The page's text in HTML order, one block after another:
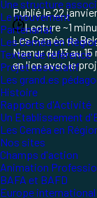
Une structure
Le mouvement
Partenariat
Les Ceméa en
Textes de référence
Projet associatif
Les grand.es
Histoire
Rapports d'Activité
Un Etablissement
Les Ceméa en
Nos sites
Champs d'action
Animation
BAFA et BAFD
Europe international
Publié le22
Lecture ~1
Les Ceméa de
Namur du 13 au
en lien avec le